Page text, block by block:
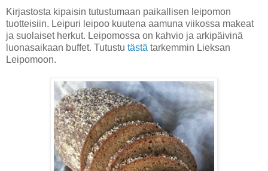
Kirjastosta kipaisin tutustumaan paikallisen leipomon
tuotteisiin. Leipuri leipoo kuutena aamuna viikossa makeat
ja suolaiset herkut. Leipomossa on kahvio ja arkipäivinä
luonasaikaan buffet. Tutustu tästä tarkemmin Lieksan
Leipomoon.